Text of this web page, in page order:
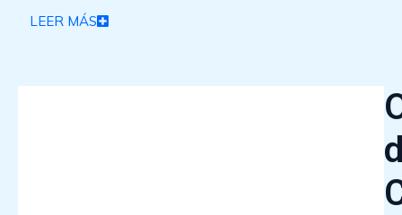
LEER MÁS